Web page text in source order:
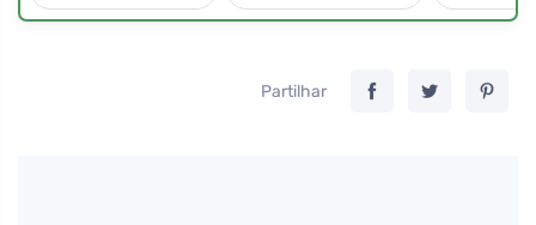
Partilhar